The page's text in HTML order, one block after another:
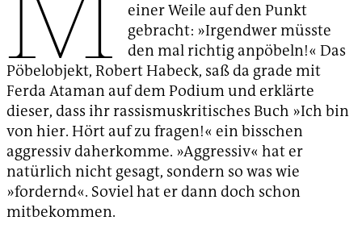
einer Weile auf den Punkt
gebracht: »Irgendwer müsste
den mal richtig anpöbeln!« Das
Pöbelobjekt, Robert Habeck, saß da grade mit
Ferda Ataman auf dem Podium und erklärte
dieser, dass ihr rassismuskritisches Buch »Ich bin
von hier. Hört auf zu fragen!« ein bisschen
aggressiv daherkomme. »Aggressiv« hat er
natürlich nicht gesagt, sondern so was wie
»fordernd«. Soviel hat er dann doch schon
mitbekommen.